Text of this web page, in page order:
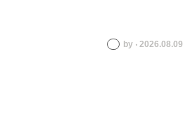
by ‧ 2026.08.09